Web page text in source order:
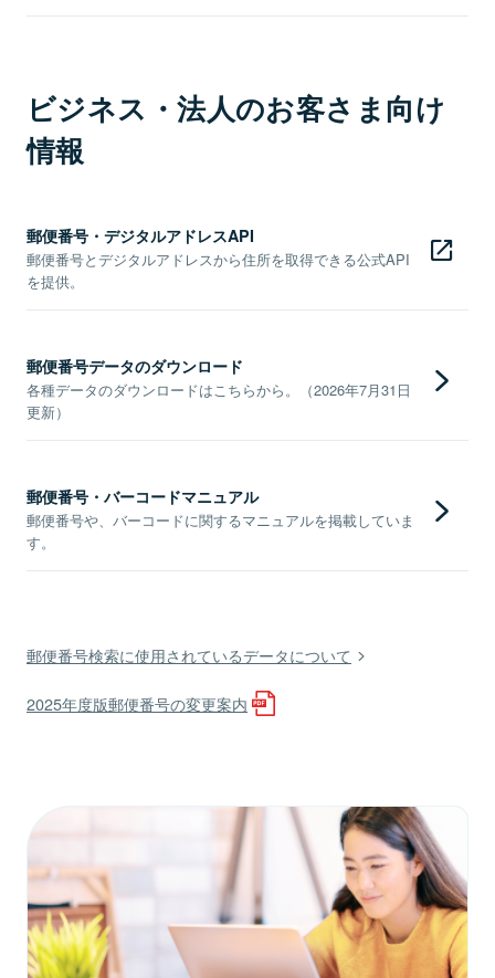
ビジネス・法人のお客さま向け
情報
郵便番号・デジタルアドレスAPI
郵便番号とデジタルアドレスから住所を取得できる公式API
を提供。
郵便番号データのダウンロード
各種データのダウンロードはこちらから。（2026年7月31日
更新）
郵便番号・バーコードマニュアル
郵便番号や、バーコードに関するマニュアルを掲載していま
す。
郵便番号検索に使用されているデータについて
2025年度版郵便番号の変更案内